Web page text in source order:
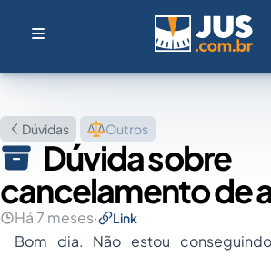
Dúvidas Outros
Dúvida sobre
cancelamento de
Há 7 meses· Link
Bom dia. Não estou